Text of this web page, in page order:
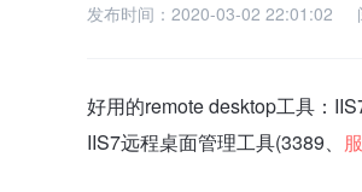
发布时间： 2020-03-02 22:01:02
好用的remote desktop工具：
IIS7远程桌面管理工具(3389、